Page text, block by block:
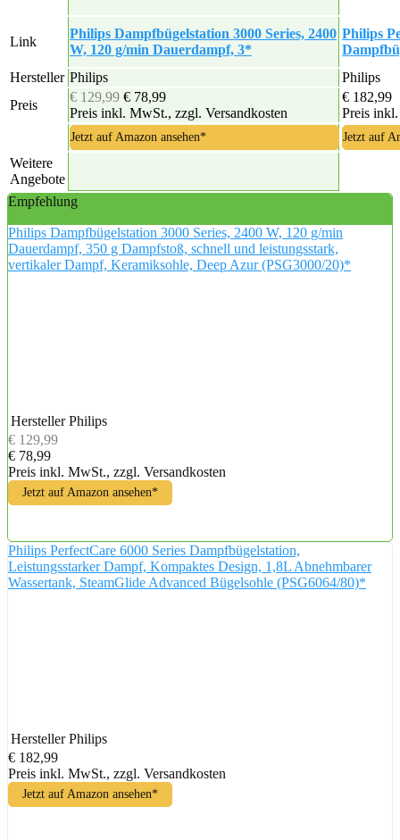
Link
Philips Dampfbügelstation 3000 Series, 2400
W, 120 g/min Dauerdampf, 3*
Philips
Hersteller Philips
Philips
Preis
€ 129,99 € 78,99
Preis inkl. MwSt., zzgl. Versandkosten
€ 182,99
Preis
Jetzt auf Amazon ansehen* Jetzt auf
Weitere
Angebote
Empfehlung
Philips Dampfbügelstation 3000 Series, 2400 W, 120 g/min
Dauerdampf, 350 g Dampfstoß, schnell und leistungsstark,
vertikaler Dampf, Keramiksohle, Deep Azur (PSG3000/20)*
Hersteller Philips
€ 129,99
€ 78,99
Preis inkl. MwSt., zzgl. Versandkosten
Jetzt auf Amazon ansehen*
Philips PerfectCare 6000 Series Dampfbügelstation,
Leistungsstarker Dampf, Kompaktes Design, 1,8L Abnehmbarer
Wassertank, SteamGlide Advanced Bügelsohle (PSG6064/80)*
Hersteller Philips
€ 182,99
Preis inkl. MwSt., zzgl. Versandkosten
Jetzt auf Amazon ansehen*